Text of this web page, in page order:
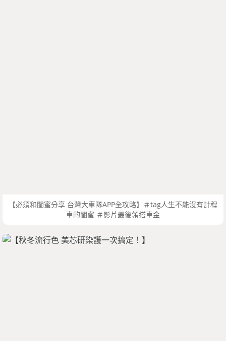
【必須和閨蜜分享 台灣大車隊APP全攻略】＃tag人生不能沒有計程
車的閨蜜 ＃影片最後領搭車金